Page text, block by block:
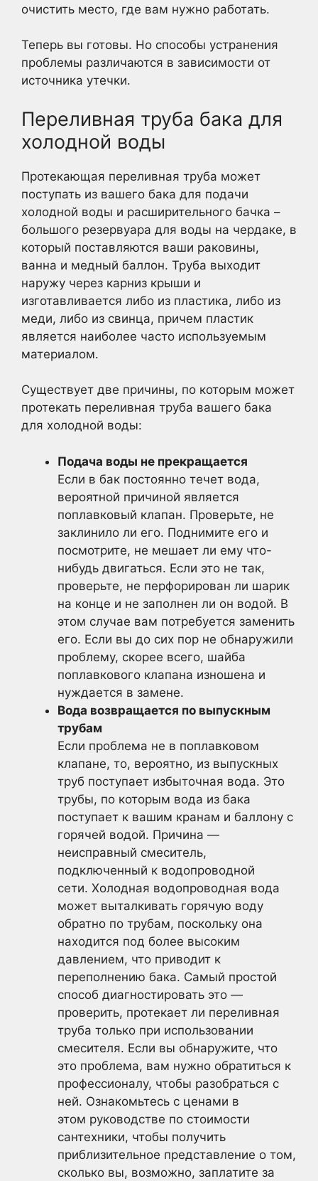
очистить место, где вам нужно работать.
Теперь вы готовы. Но способы устранения
проблемы различаются в зависимости от
источника утечки.
Переливная труба бака для
холодной воды
Протекающая переливная труба может
поступать из вашего бака для подачи
холодной воды и расширительного бачка –
большого резервуара для воды на чердаке, в
который поставляются ваши раковины,
ванна и медный баллон. Труба выходит
наружу через карниз крыши и
изготавливается либо из пластика, либо из
меди, либо из свинца, причем пластик
является наиболее часто используемым
материалом.
Существует две причины, по которым может
протекать переливная труба вашего бака
для холодной воды:
Подача воды не прекращается
Если в бак постоянно течет вода,
вероятной причиной является
поплавковый клапан. Проверьте, не
заклинило ли его. Поднимите его и
посмотрите, не мешает ли ему что-
нибудь двигаться. Если это не так,
проверьте, не перфорирован ли шарик
на конце и не заполнен ли он водой. В
этом случае вам потребуется заменить
его. Если вы до сих пор не обнаружили
проблему, скорее всего, шайба
поплавкового клапана изношена и
нуждается в замене.
Вода возвращается по выпускным
трубам
Если проблема не в поплавковом
клапане, то, вероятно, из выпускных
труб поступает избыточная вода. Это
трубы, по которым вода из бака
поступает к вашим кранам и баллону с
горячей водой. Причина —
неисправный смеситель,
подключенный к водопроводной
сети. Холодная водопроводная вода
может выталкивать горячую воду
обратно по трубам, поскольку она
находится под более высоким
давлением, что приводит к
переполнению бака. Самый простой
способ диагностировать это —
проверить, протекает ли переливная
труба только при использовании
смесителя. Если вы обнаружите, что
это проблема, вам нужно обратиться к
профессионалу, чтобы разобраться с
ней. Ознакомьтесь с ценами в
этом руководстве по стоимости
сантехники, чтобы получить
приблизительное представление о том,
сколько вы, возможно, заплатите за